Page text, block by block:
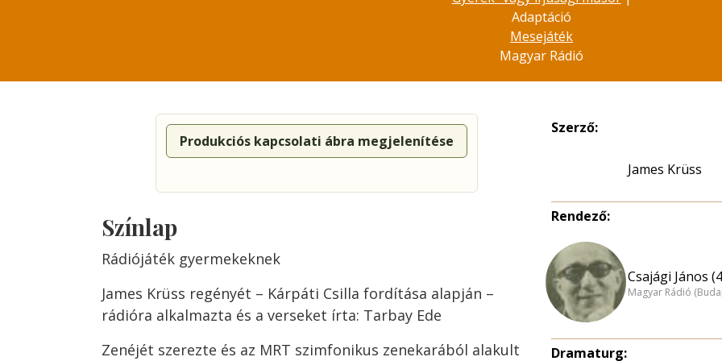
Adaptáció
Mesejáték
Magyar Rádió
Produkciós kapcsolati ábra megjelenítése
Színlap
Rádiójáték gyermekeknek
James Krüss regényét – Kárpáti Csilla fordítása alapján –
rádióra alkalmazta és a verseket írta: Tarbay Ede
Zenéjét szerezte és az MRT szimfonikus zenekarából alakult
Szerző:
James Krüss
Rendező:
Csajági János
Magyar Rádió
Dramaturg: